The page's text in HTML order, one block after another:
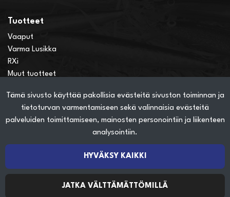
Tämä sivusto käyttää pakollisia evästeitä sivuston toiminnan ja
tietoturvan varmentamiseen sekä valinnaisia evästeitä
palveluiden toimittamiseen, mainosten personointiin ja liikenteen
analysointiin.
HYVÄKSY KAIKKI
JATKA VÄLTTÄMÄTTÖMILLÄ
Tuotteet
Vaaput
Varma Lusikka
RXi
Muut tuotteet
Verkkokauppainfo
Näin teet ostoksia verkkokaupassa
Tietosuojaseloste